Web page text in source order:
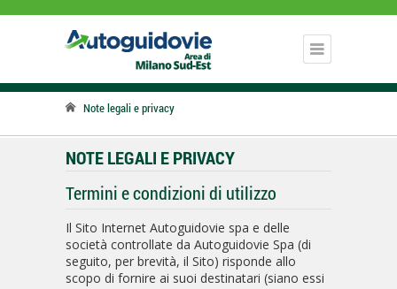
Note legali e privacy
NOTE LEGALI E PRIVACY
Termini e condizioni di utilizzo
Il Sito Internet Autoguidovie spa e delle
società controllate da Autoguidovie Spa (di
seguito, per brevità, il Sito) risponde allo
scopo di fornire ai suoi destinatari (siano essi